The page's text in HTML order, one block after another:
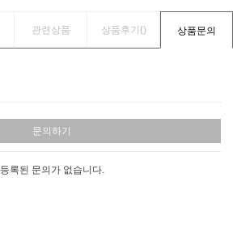
관련상품 상품후기() 상품문의
문의하기
등록된 문의가 없습니다.